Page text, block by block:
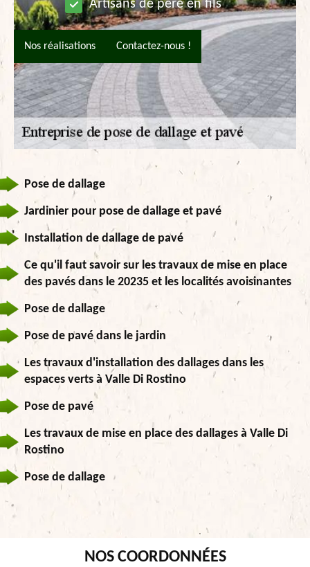
Artisans de père en fils
Nos réalisations Contactez-nous !
Pose de dallage
Jardinier pour pose de dallage et pavé
Installation de dallage de pavé
Ce qu'il faut savoir sur les travaux de mise en place
des pavés dans le 20235 et les localités avoisinantes
Pose de dallage
Pose de pavé dans le jardin
Les travaux d'installation des dallages dans les
espaces verts à Valle Di Rostino
Pose de pavé
Les travaux de mise en place des dallages à Valle Di
Rostino
Pose de dallage
NOS COORDONNÉES